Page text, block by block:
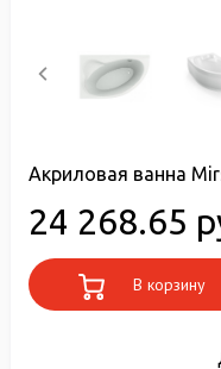
Акриловая ванна
24 268.65
В корзину